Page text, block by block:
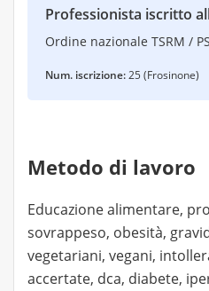
Professionista iscritto
Ordine nazionale TSRM /
Num. iscrizione:25 (Frosinone)
Metodo di lavoro
Educazione alimentare,
sovrappeso, obesità,
vegetariani, vegani,
accertate, dca, diabete,